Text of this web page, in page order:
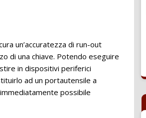
un’accuratezza di run-out
di una chiave. Potendo eseguire
in dispositivi periferici
ad un portautensile a
possibile